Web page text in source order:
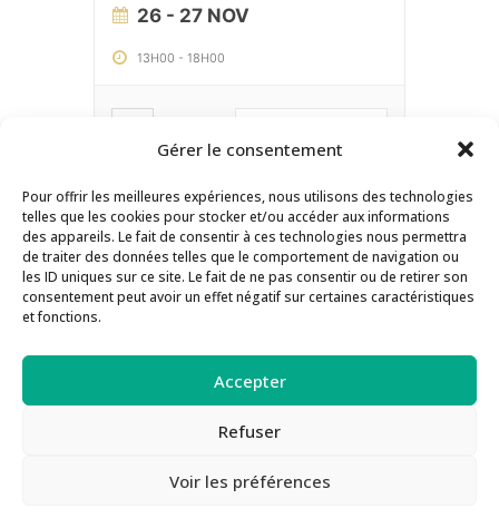
Gérer le consentement
Pour offrir les meilleures expériences, nous utilisons des technologies
telles que les cookies pour stocker et/ou accéder aux informations
des appareils. Le fait de consentir à ces technologies nous permettra
de traiter des données telles que le comportement de navigation ou
les ID uniques sur ce site. Le fait de ne pas consentir ou de retirer son
consentement peut avoir un effet négatif sur certaines caractéristiques
et fonctions.
Accepter
Refuser
Voir les préférences
26 - 27 NOV
13H00 - 18H00
Contact
Inscription Newsletter
Séances de supervision
Guide des Méthodes PEAT
Actualités
Politique de cookies